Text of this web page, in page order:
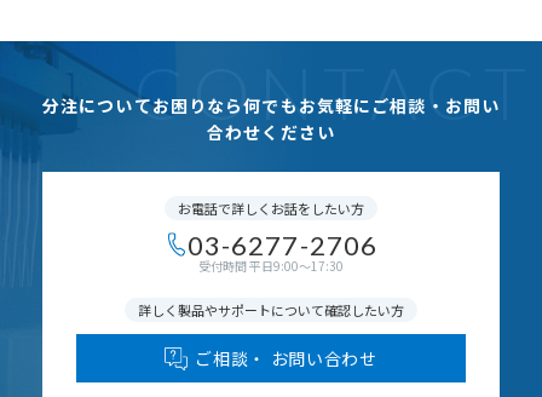
分注についてお困りなら何でもお気軽にご相談・お問い
合わせください
お電話で詳しくお話をしたい方
03-6277-2706
受付時間 平日9:00〜17:30
詳しく製品やサポートについて確認したい方
ご相談・ お問い合わせ